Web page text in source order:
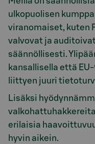
ulkopuolisen
viranomaiset, kuten
valvovat ja
säännöllisesti.
kansallisella että
liittyen juuri
Lisäksi
erilaisia
hyvin aikein.